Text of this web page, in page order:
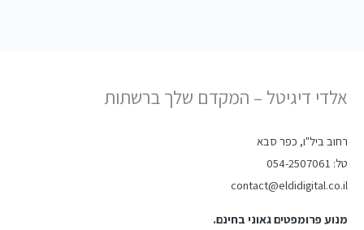
אלדי דיגיטל – המקדם שלך ברשתות
רחוב ביל"ו, כפר סבא
טל: 054-2507061
contact@eldidigital.co.il
מנוע פרומפטים גאוני בחינם.